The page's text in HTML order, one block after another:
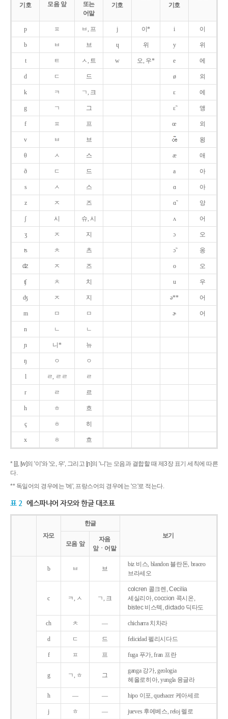
기호
기호
기호
모음 앞
또는
어말
p ㅍ ㅂ, 프 j 이* i 이
b ㅂ 브 ɥ 위 y 위
t ㅌ ㅅ, 트 w 오, 우* e 에
d ㄷ 드 ø 외
k ㅋ ㄱ, 크 ɛ 에
g ㄱ 그 ɛ̃ 앵
f ㅍ 프 œ 외
v ㅂ 브 욍
θ ㅅ 스 æ 애
ð ㄷ 드 a 아
s ㅅ 스 ɑ 아
z ㅈ 즈 ɑ̃ 앙
ʃ 시 슈, 시 ʌ 어
ʒ ㅈ 지 ɔ 오
ʦ ㅊ 츠 ɔ̃ 옹
ʣ ㅈ 즈 o 오
ʧ ㅊ 치 u 우
ʤ ㅈ 지 ə** 어
m ㅁ ㅁ ɚ 어
n ㄴ ㄴ
ɲ 니* 뉴
ŋ ㅇ ㅇ
l ㄹ, ㄹㄹ ㄹ
r ㄹ 르
h ㅎ 흐
ç ㅎ 히
x ㅎ 흐
* [j], [w]의 '이'와 '오, 우', 그리고 [ɲ]의 '니'는 모음과 결합할 때 제3장 표기 세칙에 따른
다.
** 독일어의 경우에는 '에', 프랑스어의 경우에는 '으'로 적는다.
표 2 에스파냐어 자모와 한글 대조표
자모
한글
보기
모음 앞
자음
앞ㆍ어말
b ㅂ 브
biz 비스, blandon 블란돈, braceo
브라세오
c ㅋ, ㅅ ㄱ, 크
colcren 콜크렌, Cecilia
세실리아, coccion 콕시온,
bistec 비스텍, dictado 딕타도
ch ㅊ ― chicharra 치차라
d ㄷ 드 felicidad 펠리시다드
f ㅍ 프 fuga 푸가, fran 프란
g ㄱ, ㅎ 그
ganga 강가, geologia
헤올로히아, yungla 융글라
h ― ― hipo 이포, quehacer 케아세르
j ㅎ ― jueves 후에베스, reloj 렐로